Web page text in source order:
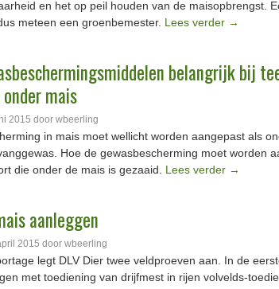
en het op peil houden van de maisopbrengst.
meteen een groenbemester. Lees verder →
belangrijk bij
mais
2015 door wbeerling
in mais moet wellicht worden aangepast als
Hoe de gewasbescherming moet worden
die onder de mais is gezaaid. Lees verder →
aanleggen
2015 door wbeerling
legt DLV Dier twee veldproeven aan. In de
met toediening van drijfmest in rijen volvelds-